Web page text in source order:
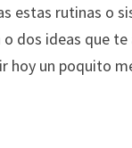
estas rutinas o
dos ideas que te
hoy un poquito